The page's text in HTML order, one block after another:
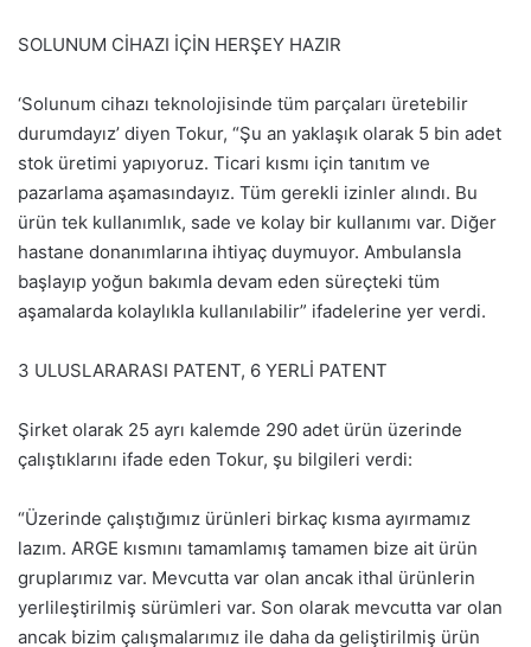
SOLUNUM CİHAZI İÇİN HERŞEY HAZIR
‘Solunum cihazı teknolojisinde tüm parçaları üretebilir
durumdayız’ diyen Tokur, “Şu an yaklaşık olarak 5 bin adet
stok üretimi yapıyoruz. Ticari kısmı için tanıtım ve
pazarlama aşamasındayız. Tüm gerekli izinler alındı. Bu
ürün tek kullanımlık, sade ve kolay bir kullanımı var. Diğer
hastane donanımlarına ihtiyaç duymuyor. Ambulansla
başlayıp yoğun bakımla devam eden süreçteki tüm
aşamalarda kolaylıkla kullanılabilir” ifadelerine yer verdi.
3 ULUSLARARASI PATENT, 6 YERLİ PATENT
Şirket olarak 25 ayrı kalemde 290 adet ürün üzerinde
çalıştıklarını ifade eden Tokur, şu bilgileri verdi:
“Üzerinde çalıştığımız ürünleri birkaç kısma ayırmamız
lazım. ARGE kısmını tamamlamış tamamen bize ait ürün
gruplarımız var. Mevcutta var olan ancak ithal ürünlerin
yerlileştirilmiş sürümleri var. Son olarak mevcutta var olan
ancak bizim çalışmalarımız ile daha da geliştirilmiş ürün